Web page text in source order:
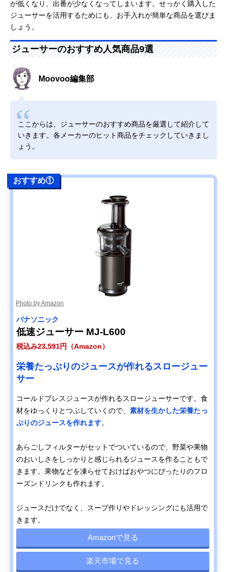
が低くなり、出番が少なくなってしまいます。せっかく購入した
ジューサーを活用するためにも、お手入れが簡単な商品を選びま
しょう。
ジューサーのおすすめ人気商品9選
Moovoo編集部
ここからは、ジューサーのおすすめ商品を厳選して紹介して
いきます。各メーカーのヒット商品をチェックしていきまし
ょう。
おすすめ①
Photo by Amazon
パナソニック
低速ジューサー MJ-L600
税込み23,591円（Amazon）
栄養たっぷりのジュースが作れるスロージュー
サー
コールドプレスジュースが作れるスロージューサーです。食
材をゆっくりとつぶしていくので、 素材を生かした栄養たっ
ぷりのジュースを作れます。
あらごしフィルターがセットでついているので、野菜や果物
のおいしさをしっかりと感じられるジュースを作ることもで
きます。果物などを凍らせておけばおやつにぴったりのフロ
ーズンドリンクも作れます。
ジュースだけでなく、スープ作りやドレッシングにも活用で
きます。
Amazonで見る
楽天市場で見る